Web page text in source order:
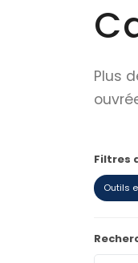
Plus
Filtres
Outils